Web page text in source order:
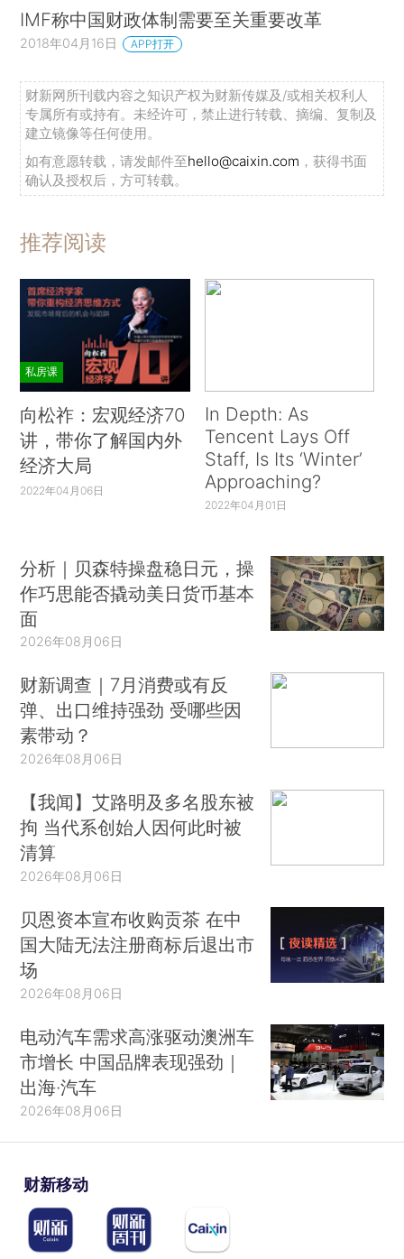
IMF称中国财政体制需要至关重要改革
2018年04月16日 APP打开
财新网所刊载内容之知识产权为财新传媒及/或相关权利人
专属所有或持有。未经许可，禁止进行转载、摘编、复制及
建立镜像等任何使用。
如有意愿转载，请发邮件至hello@caixin.com ，获得书面
确认及授权后，方可转载。
推荐阅读
私房课
向松祚：宏观经济70
讲，带你了解国内外
经济大局
2022年04月06日
In Depth: As
Tencent Lays Off
Staff, Is Its ‘Winter’
Approaching?
2022年04月01日
分析｜贝森特操盘稳日元，操
作巧思能否撬动美日货币基本
面
2026年08月06日
财新调查｜7月消费或有反
弹、出口维持强劲 受哪些因
素带动？
2026年08月06日
【我闻】艾路明及多名股东被
拘 当代系创始人因何此时被
清算
2026年08月06日
贝恩资本宣布收购贡茶 在中
国大陆无法注册商标后退出市
场
2026年08月06日
电动汽车需求高涨驱动澳洲车
市增长 中国品牌表现强劲｜
出海·汽车
2026年08月06日
财新移动